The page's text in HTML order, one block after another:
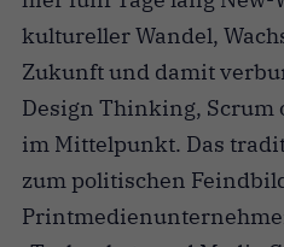
kultureller Wandel,
Zukunft und damit
Design Thinking, Scrum
im Mittelpunkt. Das
zum politischen